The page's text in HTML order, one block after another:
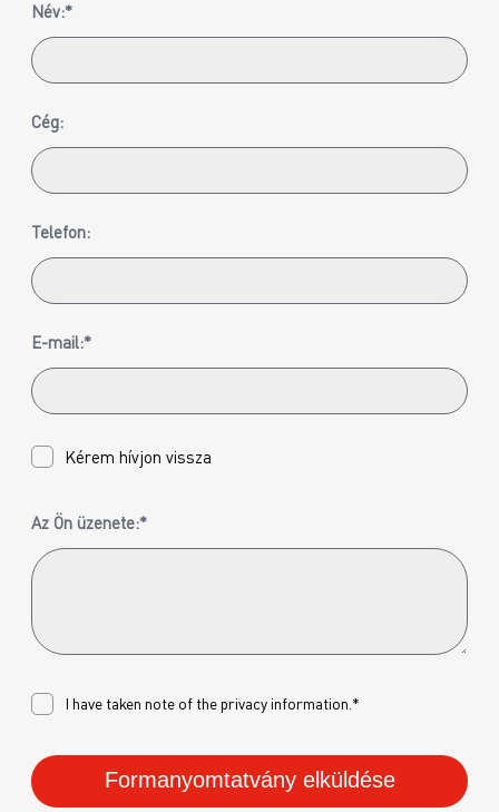
Név:*
Cég:
Telefon:
E-mail:*
Kérem hívjon vissza
Az Ön üzenete:*
I have taken note of theprivacyinformation.*
Formanyomtatvány elküldése